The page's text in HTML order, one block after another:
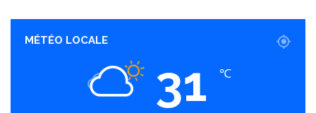
MÉTÉO LOCALE
31 ℃